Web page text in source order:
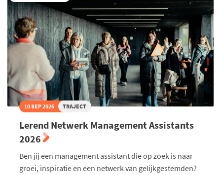
10 SEP 2026 TRAJECT
Lerend Netwerk Management Assistants
2026
Ben jij een management assistant die op zoek is naar
groei, inspiratie en een netwerk van gelijkgestemden?